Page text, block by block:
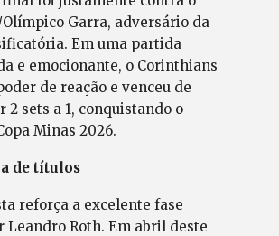
Garra, adversário da
Em uma partida
e emocionante, o Corinthians
de reação e venceu de
2 sets a 1, conquistando o
Minas 2026.
de títulos
reforça a excelente fase
Leandro Roth. Em abril deste